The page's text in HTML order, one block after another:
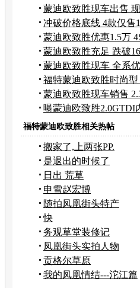
万
蒙迪欧致胜现车出售
装具
冲破价格底线 4款仅售
轿车
蒙迪欧致胜优惠1.5万
全
蒙迪欧致胜充足 跌破
包
蒙迪欧致胜现车 全系
潢
福特蒙迪欧致胜时尚
包
蒙迪欧致胜现车销售
包
曝蒙迪欧致胜2.0GTDI
上市
福特蒙迪欧致胜相关热帖
搬家了,上两张PP.
是退出的时候了
日出 荒草
申雪赵宏博
随拍凤凰街头特产
快
务观草堂装修记
凤凰街头实拍人物
贡格尔草原
我的凤凰情结---沱江篇